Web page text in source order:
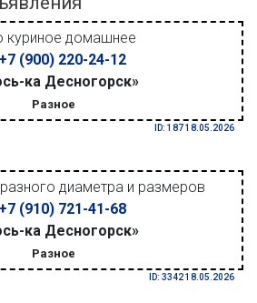
куриное домашнее
(900) 220-24-12
ка Десногорск»
Разное
ID: 187 18.05.2026
диаметра и размеров
(910) 721-41-68
ка Десногорск»
Разное
ID: 3342 18.05.2026